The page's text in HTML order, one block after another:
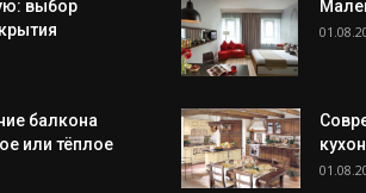
выбор
балкона
или тёплое